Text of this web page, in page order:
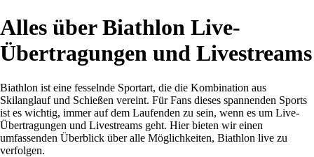
Alles über Biathlon Live-
Übertragungen und Livestreams
Biathlon ist eine fesselnde Sportart, die die Kombination aus
Skilanglauf und Schießen vereint. Für Fans dieses spannenden Sports
ist es wichtig, immer auf dem Laufenden zu sein, wenn es um Live-
Übertragungen und Livestreams geht. Hier bieten wir einen
umfassenden Überblick über alle Möglichkeiten, Biathlon live zu
verfolgen.